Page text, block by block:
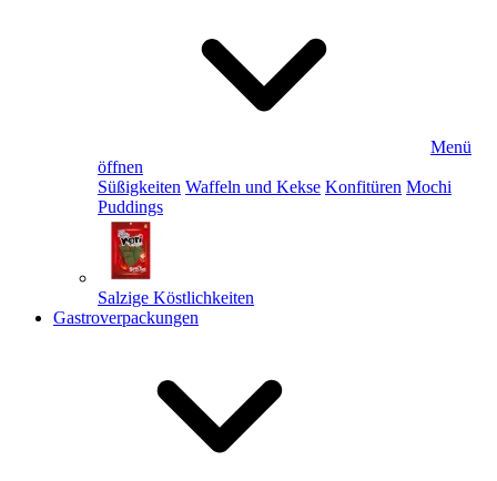
Menü
öffnen
Süßigkeiten Waffeln und Kekse Konfitüren Mochi
Puddings
Salzige Köstlichkeiten
Gastroverpackungen